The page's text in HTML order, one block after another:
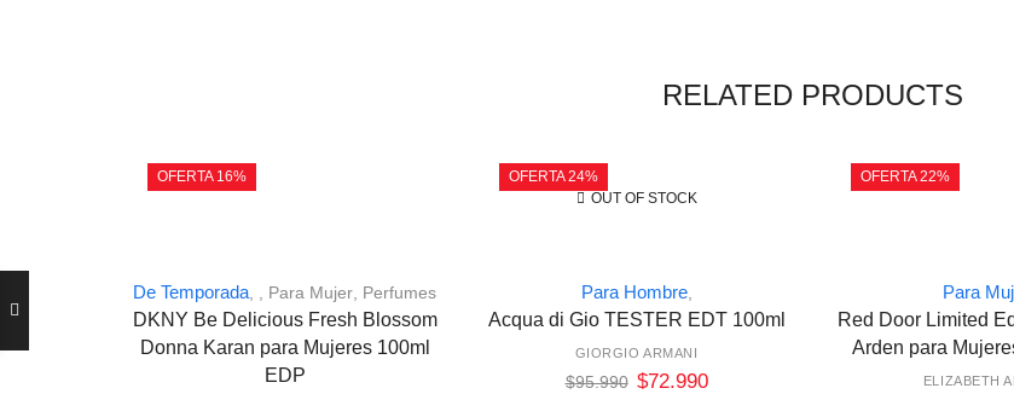
RELATED PRODUCTS
OFERTA 16%
De Temporada Para Mujer Perfumes
DKNY Be Delicious Fresh Blossom
Donna Karan para Mujeres 100ml
EDP
OFERTA 24%
OUT OF STOCK
Para Hombre,
Acqua di Gio TESTER EDT 100ml
GIORGIO ARMANI
$95.990 $72.990
OFERTA 22%
Para
Red Door Limited
Arden para
ELIZABETH